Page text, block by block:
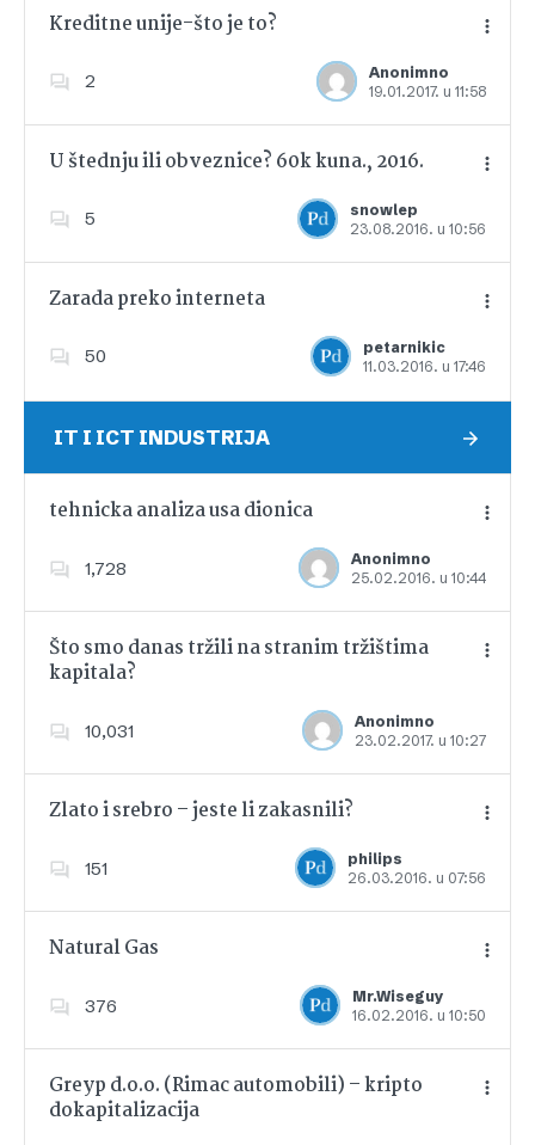
Kreditne unije-što je to?
2
Anonimno
19.01.2017. u 11:58
Dodajte u favorite
U štednju ili obveznice? 60k kuna., 2016.
5
snowlep
23.08.2016. u 10:56
Dodajte u favorite
Zarada preko interneta
50
petarnikic
11.03.2016. u 17:46
Dodajte u favorite
IT I ICT INDUSTRIJA
tehnicka analiza usa dionica
1,728
Anonimno
25.02.2016. u 10:44
Dodajte u favorite
Što smo danas tržili na stranim tržištima
kapitala?
10,031
Anonimno
23.02.2017. u 10:27
Dodajte u favorite
Zlato i srebro – jeste li zakasnili?
151
philips
26.03.2016. u 07:56
Dodajte u favorite
Natural Gas
376
Mr.Wiseguy
16.02.2016. u 10:50
Dodajte u favorite
Greyp d.o.o. (Rimac automobili) – kripto
dokapitalizacija